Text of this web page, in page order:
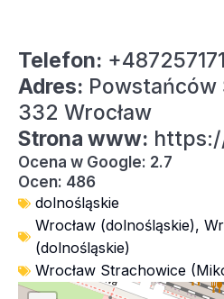
Telefon:
Adres: Powstańców
332 Wrocław
Strona www:
Ocena w Google: 2.7
Ocen: 486
dolnośląskie
Wrocław (dolnośląskie),
(dolnośląskie)
Wrocław Strachowice